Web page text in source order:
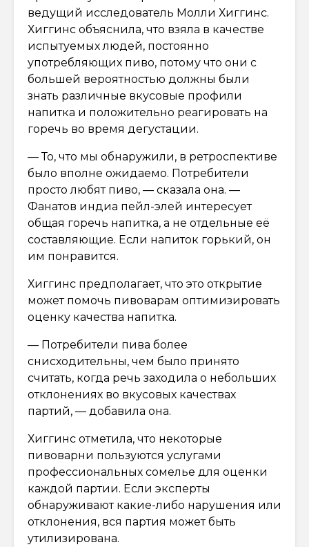
ведущий исследователь Молли Хиггинс.
Хиггинс объяснила, что взяла в качестве
испытуемых людей, постоянно
употребляющих пиво, потому что они с
большей вероятностью должны были
знать различные вкусовые профили
напитка и положительно реагировать на
горечь во время дегустации.
— То, что мы обнаружили, в ретроспективе
было вполне ожидаемо. Потребители
просто любят пиво, — сказала она. —
Фанатов индиа пейл-элей интересует
общая горечь напитка, а не отдельные её
составляющие. Если напиток горький, он
им понравится.
Хиггинс предполагает, что это открытие
может помочь пивоварам оптимизировать
оценку качества напитка.
— Потребители пива более
снисходительны, чем было принято
считать, когда речь заходила о небольших
отклонениях во вкусовых качествах
партий, — добавила она.
Хиггинс отметила, что некоторые
пивоварни пользуются услугами
профессиональных сомелье для оценки
каждой партии. Если эксперты
обнаруживают какие-либо нарушения или
отклонения, вся партия может быть
утилизирована.